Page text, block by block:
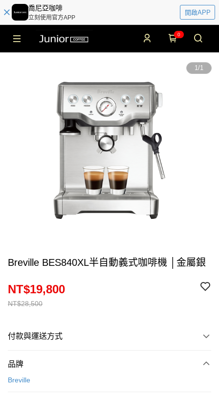
喬尼亞咖啡
立刻使用官方APP
開啟APP
0
1/1
Breville BES840XL半自動義式咖啡機 │金屬銀
NT$28,500
NT$19,800
付款與運送方式
信用卡一次付款
品牌
Breville